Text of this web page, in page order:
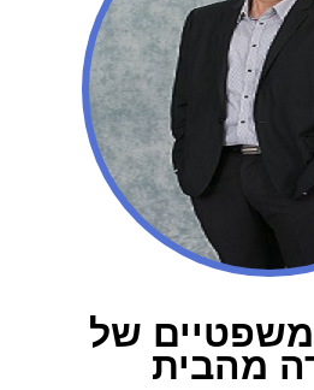
משפטיים של
מהבית